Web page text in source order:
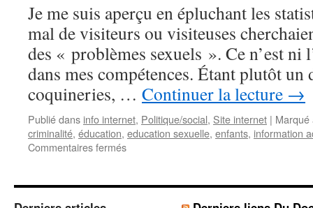
Je me suis aperçu en épluchant les
mal de visiteurs ou visiteuses
des « problèmes sexuels ». Ce n’est ni
dans mes compétences. Étant plutôt un
coquineries, … Continuer la lecture →
Publié dans info internet, Politique/social, Site internet | Marqué
criminalité, éducation, education sexuelle, enfants, information
Commentaires ferméssur
sur